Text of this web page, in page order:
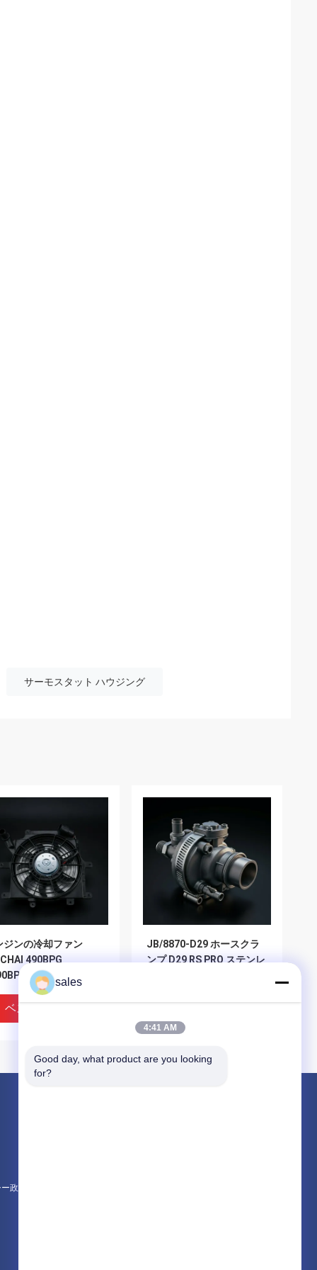
サーモスタット ハウジング
ジンの冷却ファン
490BPG
C490BPG
ベストプライス
JB/8870-D29 ホースクラ
ンプ D29 RS PRO ステンレ
政策
sales
4:41 AM
Good day, what product are you looking
for?